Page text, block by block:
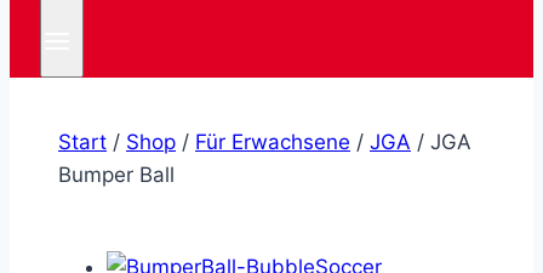
Start / Shop / Für Erwachsene / JGA / JGA
Bumper Ball